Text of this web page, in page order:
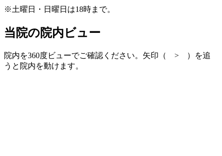
※土曜日・日曜日は18時まで。
当院の院内ビュー
院内を360度ビューでご確認ください。矢印（ > ）を追
うと院内を動けます。